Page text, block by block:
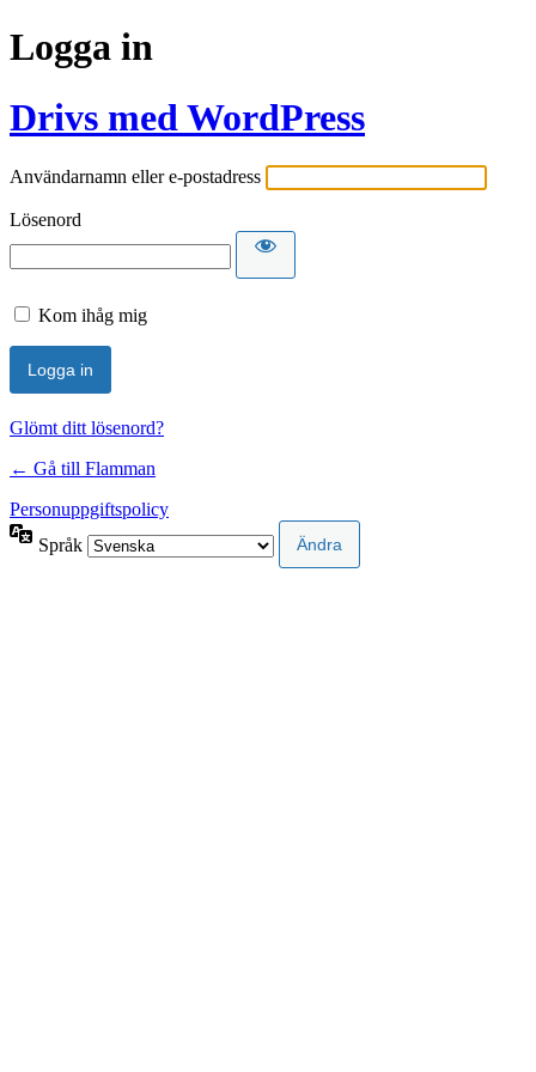
Logga in
Drivs med WordPress
Användarnamn eller e-postadress
Lösenord
Kom ihåg mig
Glömt ditt lösenord?
← Gå till Flamman
Personuppgiftspolicy
Språk